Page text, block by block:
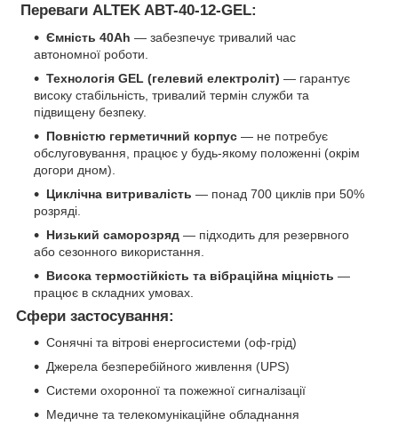
Переваги ALTEK ABT-40-12-GEL:
Ємність 40Ah — забезпечує тривалий час
автономної роботи.
Технологія GEL (гелевий електроліт) — гарантує
високу стабільність, тривалий термін служби та
підвищену безпеку.
Повністю герметичний корпус — не потребує
обслуговування, працює у будь-якому положенні (окрім
догори дном).
Циклічна витривалість — понад 700 циклів при 50%
розряді.
Низький саморозряд — підходить для резервного
або сезонного використання.
Висока термостійкість та вібраційна міцність —
працює в складних умовах.
Сфери застосування:
Сонячні та вітрові енергосистеми (оф-грід)
Джерела безперебійного живлення (UPS)
Системи охоронної та пожежної сигналізації
Медичне та телекомунікаційне обладнання